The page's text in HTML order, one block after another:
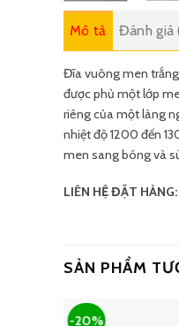
Mô tả Đánh giá
Đĩa vuông men
được phủ một lớp
riêng của một làng
nhiệt độ 1200 đến
men sang bóng và
LIÊN HỆ ĐẶT HÀNG:
SẢN PHẨM
-20%